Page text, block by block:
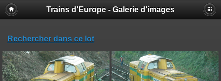
Trains d'Europe - Galerie d'images
Rechercher dans ce lot